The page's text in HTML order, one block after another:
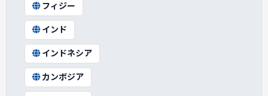
フィジー
インド
インドネシア
カンボジア